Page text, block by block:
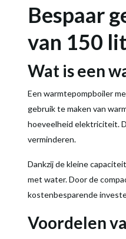
Bespaar
van 150
Wat is een
Een warmtepompboiler
gebruik te maken van
hoeveelheid elektriciteit.
verminderen.
Dankzij de kleine
met water. Door de
kostenbesparende
Voordelen